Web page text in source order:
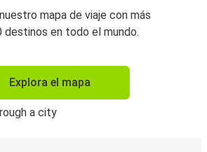
mapa de viaje con más
destinos en todo el mundo.
Explora el mapa